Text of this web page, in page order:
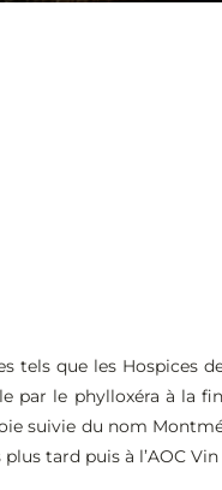
que les Hospices
le phylloxéra à la
suivie du nom
tard puis à l’AOC